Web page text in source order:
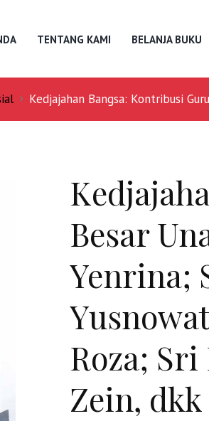
TENTANG KAMI BELANJA BUKU
Kedjajahan Bangsa: Kontribusi
Besar
Yenrina;
Roza;
Zein, dkk